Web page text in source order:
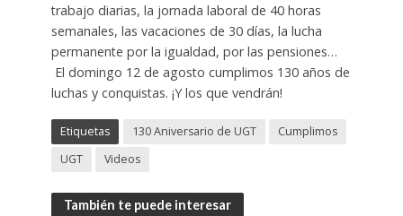
trabajo diarias, la jornada laboral de 40 horas
semanales, las vacaciones de 30 días, la lucha
permanente por la igualdad, por las pensiones…
El domingo 12 de agosto cumplimos 130 años de
luchas y conquistas. ¡Y los que vendrán!
Etiquetas 130 Aniversario de UGT
Cumplimos
UGT
Videos
También te puede interesar